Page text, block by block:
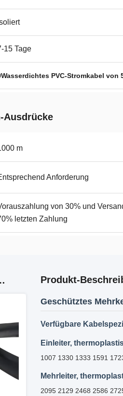
15 Tage
PVC-Stromkabel von
Ausdrücke
m
Anforderung
von 30% und
letzten Zahlung
Produkt-
Geschütztes
Verfügbare
Einleiter,
1007 1330 1333 1591
Mehrleiter,
2095 2129 2468 2586